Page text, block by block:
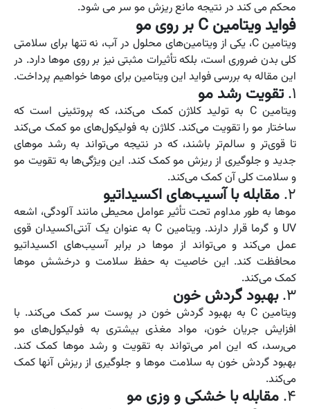
محکم می کند در نتیجه مانع ریزش مو سر می شود.
فواید ویتامین C بر روی مو
ویتامین C، یکی از ویتامین‌های محلول در آب، نه تنها برای سلامتی
کلی بدن ضروری است، بلکه تأثیرات مثبتی نیز بر روی موها دارد. در
این مقاله به بررسی فواید این ویتامین برای موها خواهیم پرداخت.
1. تقویت رشد مو
ویتامین C به تولید کلاژن کمک می‌کند، که پروتئینی است که
ساختار مو را تقویت می‌کند. کلاژن به فولیکول‌های مو کمک می‌کند
تا قوی‌تر و سالم‌تر باشند، که در نتیجه می‌تواند به رشد موهای
جدید و جلوگیری از ریزش مو کمک کند. این ویژگی‌ها به تقویت مو
و سلامت کلی آن کمک می‌کند.
2. مقابله با آسیب‌های اکسیداتیو
موها به طور مداوم تحت تأثیر عوامل محیطی مانند آلودگی، اشعه
UV و گرما قرار دارند. ویتامین C به عنوان یک آنتی‌اکسیدان قوی
عمل می‌کند و می‌تواند از موها در برابر آسیب‌های اکسیداتیو
محافظت کند. این خاصیت به حفظ سلامت و درخشش موها
کمک می‌کند.
3. بهبود گردش خون
ویتامین C به بهبود گردش خون در پوست سر کمک می‌کند. با
افزایش جریان خون، مواد مغذی بیشتری به فولیکول‌های مو
می‌رسد، که این امر می‌تواند به تقویت و رشد موها کمک کند.
بهبود گردش خون به سلامت موها و جلوگیری از ریزش آنها کمک
می‌کند.
4. مقابله با خشکی و وزی مو